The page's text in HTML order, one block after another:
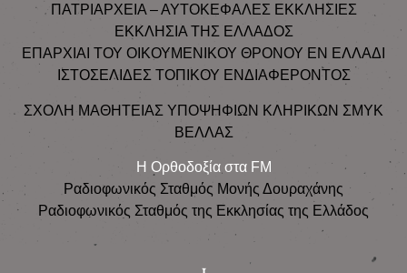
ΠΑΤΡΙΑΡΧΕΙΑ – ΑΥΤΟΚΕΦΑΛΕΣ ΕΚΚΛΗΣΙΕΣ
ΕΚΚΛΗΣΙΑ ΤΗΣ ΕΛΛΑΔΟΣ
ΕΠΑΡΧΙΑΙ ΤΟΥ ΟΙΚΟΥΜΕΝΙΚΟΥ ΘΡΟΝΟΥ ΕΝ ΕΛΛΑΔΙ
ΙΣΤΟΣΕΛΙΔΕΣ ΤΟΠΙΚΟΥ ΕΝΔΙΑΦΕΡΟΝΤΟΣ
ΣΧΟΛΗ ΜΑΘΗΤΕΙΑΣ ΥΠΟΨΗΦΙΩΝ ΚΛΗΡΙΚΩΝ ΣΜΥΚ
ΒΕΛΛΑΣ
Η Ορθοδοξία στα FM
Ραδιοφωνικός Σταθμός Μονής Δουραχάνης
Ραδιοφωνικός Σταθμός της Εκκλησίας της Ελλάδος